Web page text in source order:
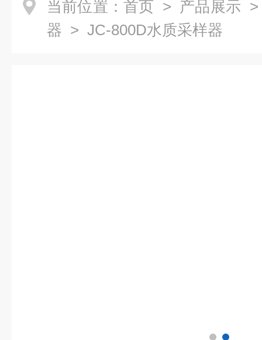
当前位置： 首页 > 产品展示
器 > JC-800D水质采样器